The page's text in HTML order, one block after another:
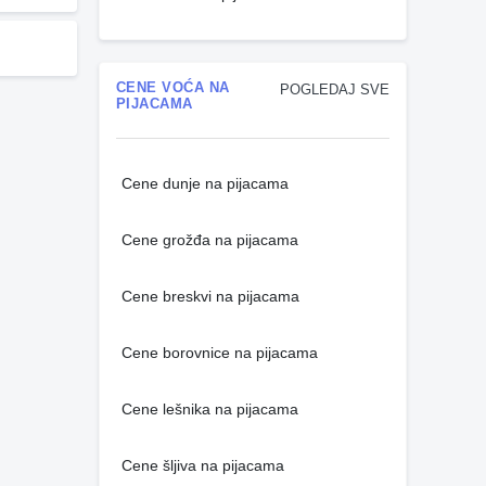
POGLEDAJ SVE
CENE VOĆA NA
PIJACAMA
Cene dunje na pijacama
Cene grožđa na pijacama
Cene breskvi na pijacama
Cene borovnice na pijacama
Cene lešnika na pijacama
Cene šljiva na pijacama